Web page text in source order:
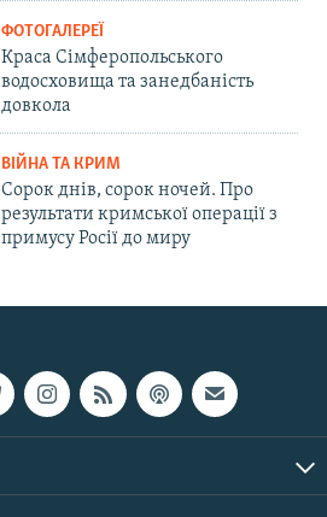
ФОТОГАЛЕРЕЇ
Краса Сімферопольського
водосховища та занедбаність
довкола
ВІЙНА ТА КРИМ
Сорок днів, сорок ночей. Про
результати кримської операції з
примусу Росії до миру